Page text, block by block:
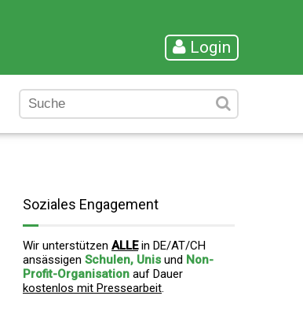
Login
Soziales Engagement
Wir unterstützen ALLEin DE/AT/CH
ansässigen Schulen, Unis und Non-
Profit-Organisation auf Dauer
kostenlos mit Pressearbeit.